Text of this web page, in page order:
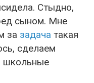
Стыдно,
сыном. Мне
за задача такая
сделаем
школьные